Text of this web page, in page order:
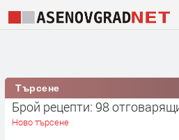
Търсене
Брой рецепти: 98
Ново търсене